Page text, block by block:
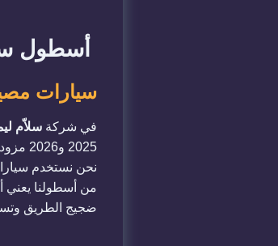
أسطول
سيارات مصيف
في شركة سلاّم
نحن نستخدم
من أسطولنا
ضجيج الطريق